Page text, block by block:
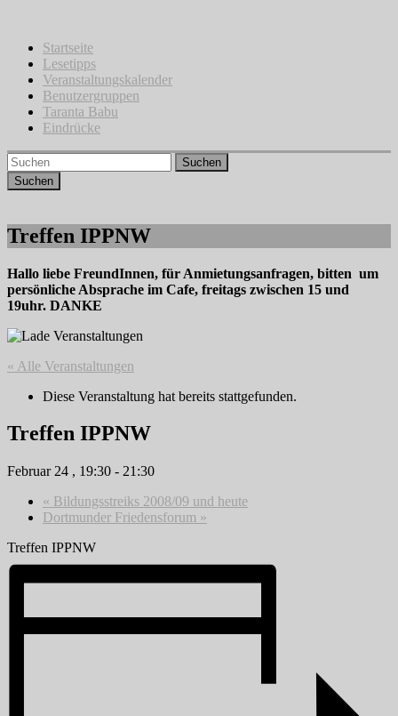
springenStartseite
Lesetipps
Veranstaltungskalender
Benutzergruppen
Taranta Babu
Eindrücke
Suchen
Treffen IPPNW
Hallo liebe FreundInnen, für Anmietungsanfragen, bitten um
persönliche Absprache im Cafe, freitags zwischen 15 und
19uhr. DANKE
« Alle Veranstaltungen
Diese Veranstaltung hat bereits stattgefunden.
Treffen IPPNW
Februar 24 , 19:30 - 21:30
« Bildungsstreiks 2008/09 und heute
Dortmunder Friedensforum »
Treffen IPPNW